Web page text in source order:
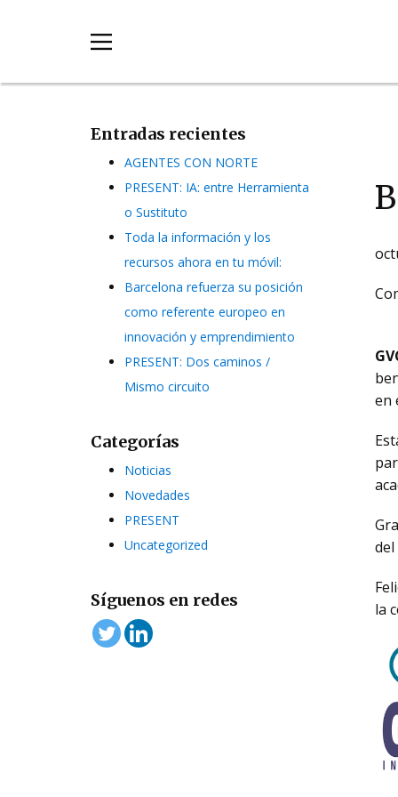
Entradas recientes
AGENTES CON NORTE
PRESENT: IA: entre Herramienta
o Sustituto
Toda la información y los
recursos ahora en tu móvil:
Barcelona refuerza su posición
como referente europeo en
innovación y emprendimiento
PRESENT: Dos caminos /
Mismo circuito
Categorías
Noticias
Novedades
PRESENT
Uncategorized
Síguenos en redes
en
la